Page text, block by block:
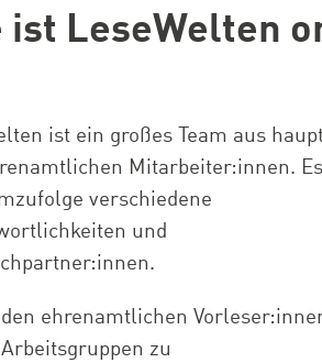
ist LeseWelten
ist ein großes Team aus
Mitarbeiter:innen. Es
verschiedene
und
den ehrenamtlichen
zu